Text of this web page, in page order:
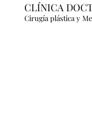
CLÍNICA
Cirugía plástica y